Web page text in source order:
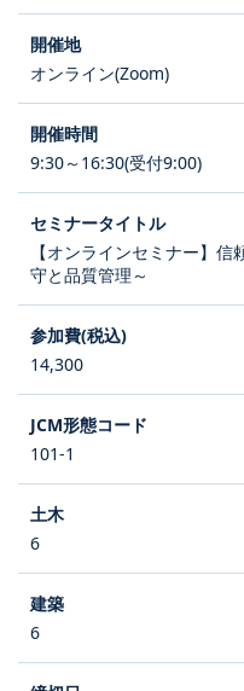
オンライン(Zoom)
9:30～16:30(受付9:00)
【オンラインセミナー】
守と品質管理～
14,300
101-1
6
6